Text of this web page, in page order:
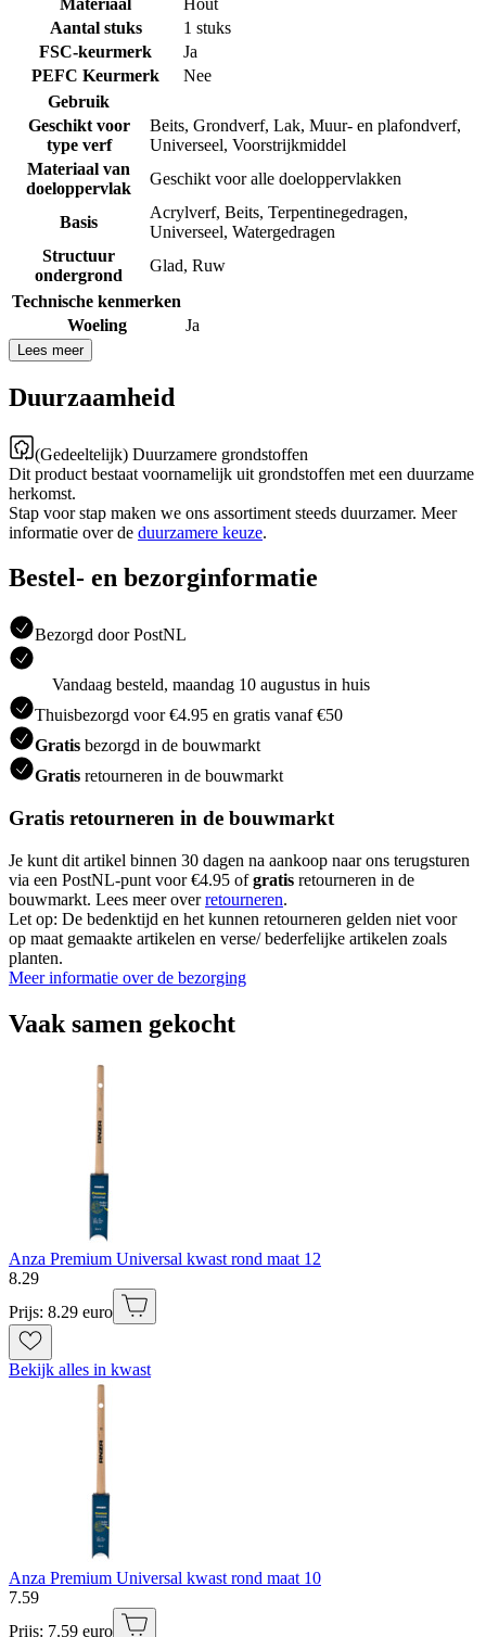
Aantal stuks
1 stuks
FSC-keurmerk
Ja
PEFC Keurmerk
Nee
Gebruik
Geschikt voor
type verf
Beits, Grondverf, Lak, Muur- en plafondverf,
Universeel, Voorstrijkmiddel
Materiaal van
doeloppervlak
Geschikt voor alle doeloppervlakken
Basis
Acrylverf, Beits, Terpentinegedragen,
Universeel, Watergedragen
Structuur
ondergrond
Glad, Ruw
Technische kenmerken
Woeling
Ja
Lees meer
Duurzaamheid
(Gedeeltelijk) Duurzamere grondstoffen
Dit product bestaat voornamelijk uit grondstoffen met een duurzame
herkomst.
Stap voor stap maken we ons assortiment steeds duurzamer. Meer
informatie over de duurzamere keuze.
Bestel- en bezorginformatie
Bezorgd door PostNL
Vandaag besteld, maandag 10 augustus in huis
Thuisbezorgd voor €4.95 en gratis vanaf €50
Gratis bezorgd in de bouwmarkt
Gratis retourneren in de bouwmarkt
Gratis retourneren in de bouwmarkt
Je kunt dit artikel binnen 30 dagen na aankoop naar ons terugsturen
via een PostNL-punt voor €4.95 ofgratis retourneren in de
bouwmarkt. Lees meer overretourneren.
Let op: De bedenktijd en het kunnen retourneren gelden niet voor
op maat gemaakte artikelen en verse/ bederfelijke artikelen zoals
planten.
Meer informatie over de bezorging
Vaak samen gekocht
Anza Premium Universal kwast rond maat 12
8.29
Prijs: 8.29 euro
Bekijk alles in kwast
Anza Premium Universal kwast rond maat 10
7.59
Prijs: 7.59 euro